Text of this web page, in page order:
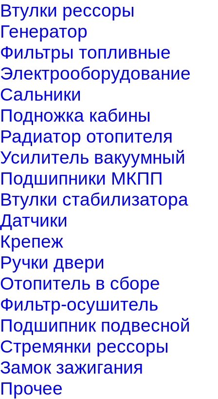
Втулки рессоры
Генератор
Фильтры топливные
Электрооборудование
Сальники
Подножка кабины
Радиатор отопителя
Усилитель вакуумный
Подшипники МКПП
Втулки стабилизатора
Датчики
Крепеж
Ручки двери
Отопитель в сборе
Фильтр-осушитель
Подшипник подвесной
Стремянки рессоры
Замок зажигания
Прочее